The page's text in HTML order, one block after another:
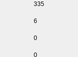
335
6
0
0